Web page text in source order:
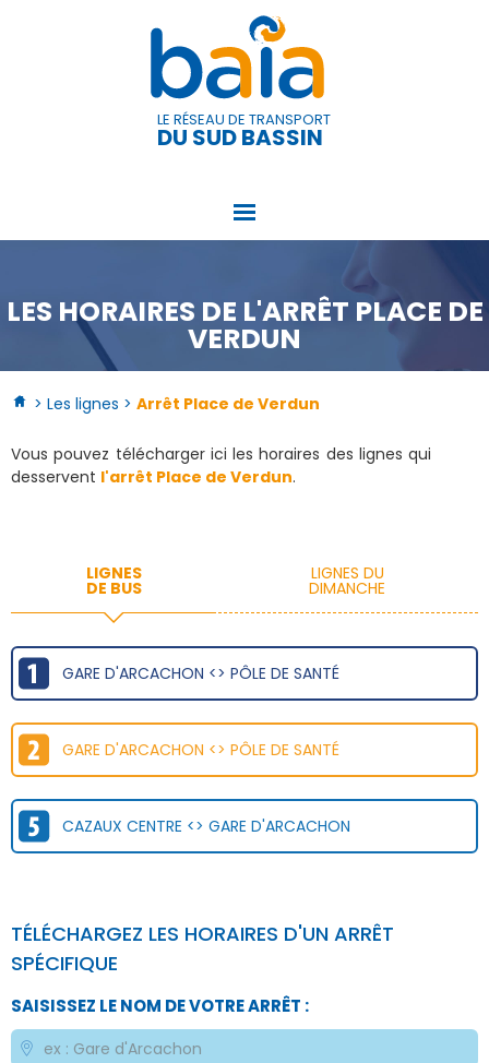
LE RÉSEAU DE TRANSPORT
DU SUD BASSIN
LES HORAIRES DE L'ARRÊT PLACE DE
VERDUN
> Les lignes > Arrêt Place de Verdun
Vous pouvez télécharger ici les horaires des lignes qui
desservent l'arrêt Place de Verdun.
LIGNES
DE BUS
LIGNES DU
DIMANCHE
GARE D'ARCACHON <> PÔLE DE SANTÉ
GARE D'ARCACHON <> PÔLE DE SANTÉ
CAZAUX CENTRE <> GARE D'ARCACHON
TÉLÉCHARGEZ LES HORAIRES D'UN ARRÊT
SPÉCIFIQUE
SAISISSEZ LE NOM DE VOTRE ARRÊT :